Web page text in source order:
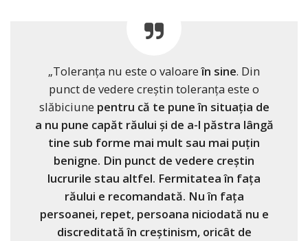
„Toleranța nu este o valoareîn sine. Din
punct de vedere creștin toleranța este o
slăbiciune pentru că te pune în situația de
a nu pune capăt răului și de a-l păstra lângă
tine sub forme mai mult sau mai puțin
benigne. Din punct de vedere creștin
lucrurile stau altfel. Fermitatea în fața
răului e recomandată. Nu în fața
persoanei, repet, persoana niciodată nu e
discreditată în creștinism, oricât de